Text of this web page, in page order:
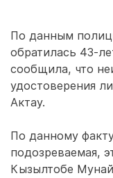
По данным
обратилась 43-
сообщила, что
удостоверения
Актау.
По данному
подозреваемая,
Кызылтобе